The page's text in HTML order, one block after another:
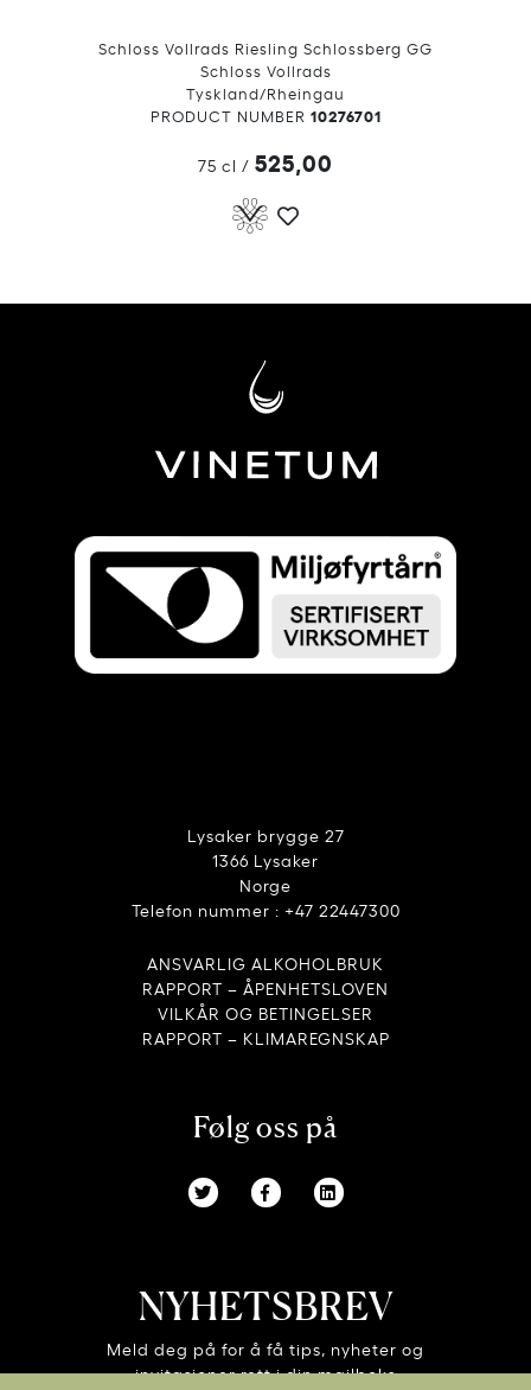
Schloss Vollrads Riesling Schlossberg GG
Schloss Vollrads
Tyskland/Rheingau
PRODUCT NUMBER 10276701
75 cl / 525,00
Lysaker brygge 27
1366 Lysaker
Norge
Telefon nummer : +47 22447300
ANSVARLIG ALKOHOLBRUK
RAPPORT – ÅPENHETSLOVEN
VILKÅR OG BETINGELSER
RAPPORT – KLIMAREGNSKAP
Følg oss på
NYHETSBREV
Meld deg på for å få tips, nyheter og
invitasjoner rett i din mailboks